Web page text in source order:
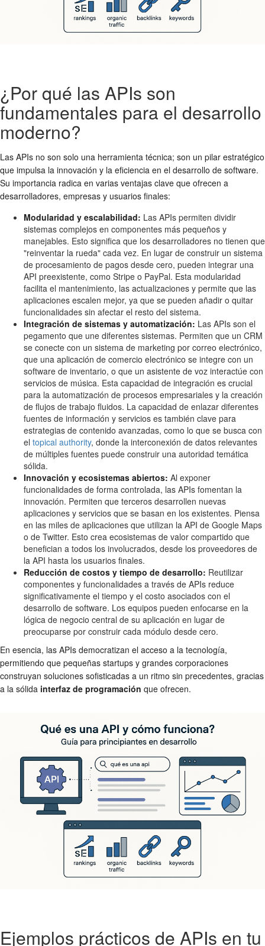
¿Por qué las APIs son
fundamentales para el desarrollo
moderno?
Las APIs no son solo una herramienta técnica; son un pilar estratégico
que impulsa la innovación y la eficiencia en el desarrollo de software.
Su importancia radica en varias ventajas clave que ofrecen a
desarrolladores, empresas y usuarios finales:
Modularidad y escalabilidad: Las APIs permiten dividir
sistemas complejos en componentes más pequeños y
manejables. Esto significa que los desarrolladores no tienen que
"reinventar la rueda" cada vez. En lugar de construir un sistema
de procesamiento de pagos desde cero, pueden integrar una
API preexistente, como Stripe o PayPal. Esta modularidad
facilita el mantenimiento, las actualizaciones y permite que las
aplicaciones escalen mejor, ya que se pueden añadir o quitar
funcionalidades sin afectar el resto del sistema.
Integración de sistemas y automatización: Las APIs son el
pegamento que une diferentes sistemas. Permiten que un CRM
se conecte con un sistema de marketing por correo electrónico,
que una aplicación de comercio electrónico se integre con un
software de inventario, o que un asistente de voz interactúe con
servicios de música. Esta capacidad de integración es crucial
para la automatización de procesos empresariales y la creación
de flujos de trabajo fluidos. La capacidad de enlazar diferentes
fuentes de información y servicios es también clave para
estrategias de contenido avanzadas, como lo que se busca con
el topical authority, donde la interconexión de datos relevantes
de múltiples fuentes puede construir una autoridad temática
sólida.
Innovación y ecosistemas abiertos: Al exponer
funcionalidades de forma controlada, las APIs fomentan la
innovación. Permiten que terceros desarrollen nuevas
aplicaciones y servicios que se basan en los existentes. Piensa
en las miles de aplicaciones que utilizan la API de Google Maps
o de Twitter. Esto crea ecosistemas de valor compartido que
benefician a todos los involucrados, desde los proveedores de
la API hasta los usuarios finales.
Reducción de costos y tiempo de desarrollo: Reutilizar
componentes y funcionalidades a través de APIs reduce
significativamente el tiempo y el costo asociados con el
desarrollo de software. Los equipos pueden enfocarse en la
lógica de negocio central de su aplicación en lugar de
preocuparse por construir cada módulo desde cero.
En esencia, las APIs democratizan el acceso a la tecnología,
permitiendo que pequeñas startups y grandes corporaciones
construyan soluciones sofisticadas a un ritmo sin precedentes, gracias
a la sólida interfaz de programación que ofrecen.
Ejemplos prácticos de APIs en tu